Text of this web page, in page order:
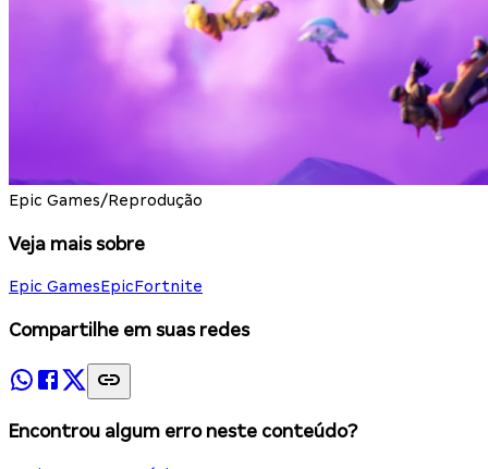
Epic Games/Reprodução
Veja mais sobre
Epic GamesEpicFortnite
Compartilhe em suas redes
Encontrou algum erro neste conteúdo?